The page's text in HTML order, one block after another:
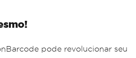
pode revolucionar seu